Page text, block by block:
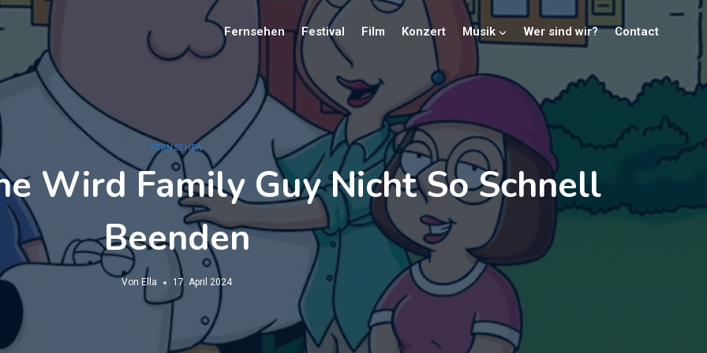
Fernsehen Festival Film Konzert Musik Wer sind wir? Contact
FERNSEHEN
Wird Family Guy Nicht So Schnell
Beenden
Von Ella 17. April 2024